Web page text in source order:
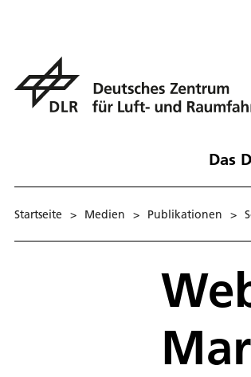
Das
Startseite > Medien > Publikationen >